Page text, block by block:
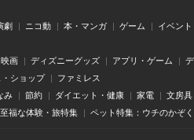
劇 ニコ動 本・マンガ ゲーム イベント
画 ディズニーグッズ アプリ・ゲーム
・ショップ ファミレス
み 節約 ダイエット・健康 家電 文房具
福な体験・旅特集 ペット特集：ウチのかぞく